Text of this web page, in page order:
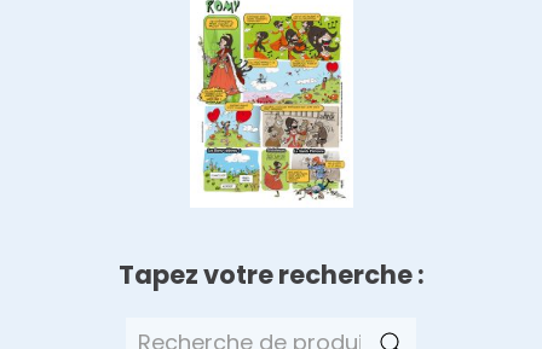
Tapez votre recherche :
Recherche